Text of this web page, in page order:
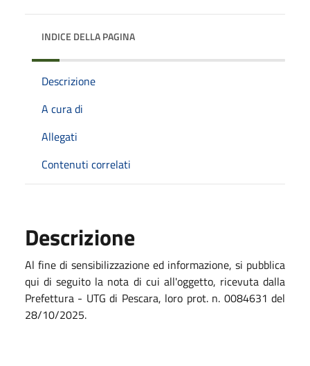
INDICE DELLA PAGINA
Descrizione
A cura di
Allegati
Contenuti correlati
Descrizione
Al fine di sensibilizzazione ed informazione, si pubblica
qui di seguito la nota di cui all'oggetto, ricevuta dalla
Prefettura - UTG di Pescara, loro prot. n. 0084631 del
28/10/2025.